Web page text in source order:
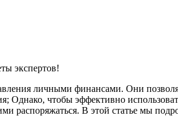
экспертов!
личными финансами. Они
Однако, чтобы эффективно
распоряжаться. В этой статье мы